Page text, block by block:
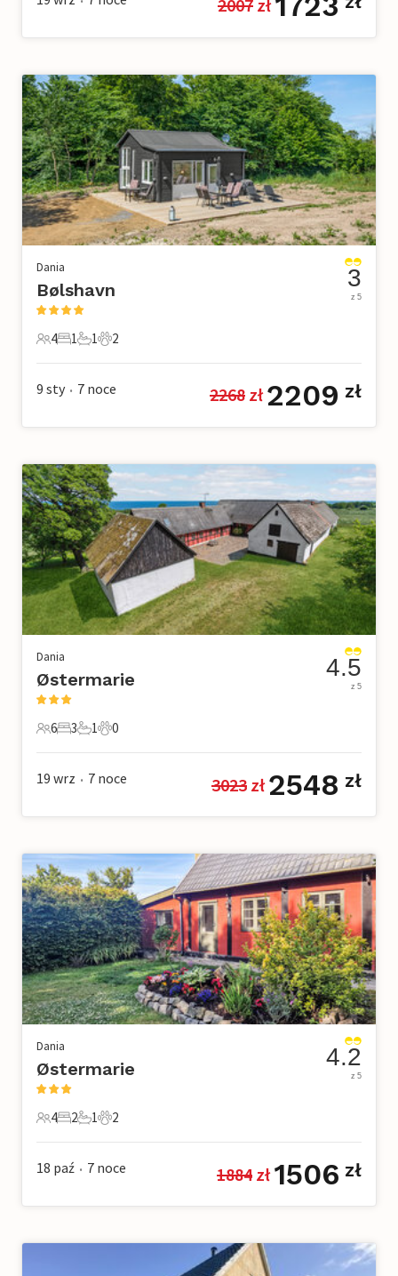
2007 zł
Dania
Bølshavn
4 Goście
4
1 Sypialnia
1
1 Łazienka
1
2 Zwierzęta domowe
2
3
z 5
9 sty • 7 noce 2268 zł 2209 zł
Dania
Østermarie
6 Goście
6
3 Sypialnie
3
1 Łazienka
1
0 Zwierzęta domowe
0
4.5
z 5
19 wrz • 7 noce 3023 zł 2548 zł
Dania
Østermarie
4 Goście
4
2 Sypialnie
2
1 Łazienka
1
2 Zwierzęta domowe
2
4.2
z 5
18 paź • 7 noce 1884 zł 1506 zł